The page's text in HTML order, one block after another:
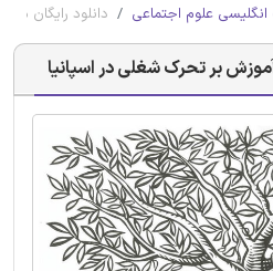
انگلیسی علوم اجتماعی دانلود رایگان
آموزش بر تحرک شغلی در اسپانیا